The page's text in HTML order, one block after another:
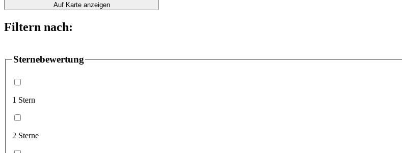
Auf Karte anzeigen
Filtern nach:
Sternebewertung
1 Stern
2 Sterne